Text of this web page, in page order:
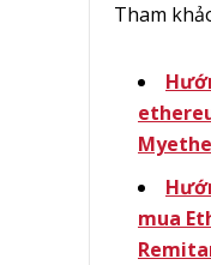
Tham
mua